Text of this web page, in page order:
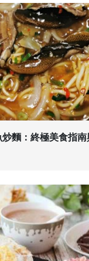
麵：終極美食指